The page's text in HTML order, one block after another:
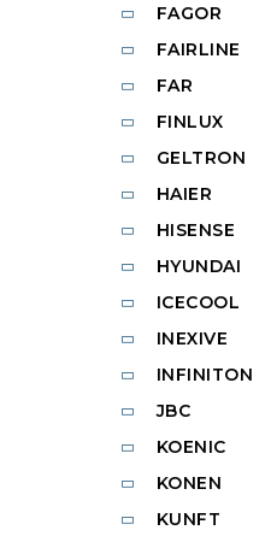
FAGOR
FAIRLINE
FAR
FINLUX
GELTRON
HAIER
HISENSE
HYUNDAI
ICECOOL
INEXIVE
INFINITON
JBC
KOENIC
KONEN
KUNFT